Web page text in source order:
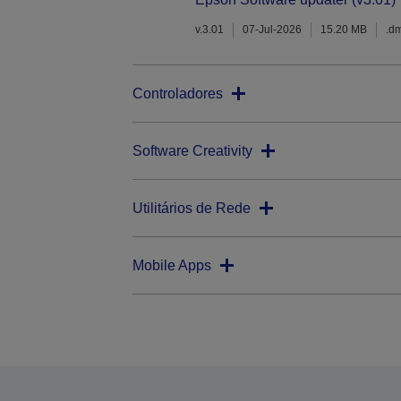
v.3.01 07-Jul-2026 15.20 MB
Controladores
Software Creativity
Utilitários de Rede
Mobile Apps